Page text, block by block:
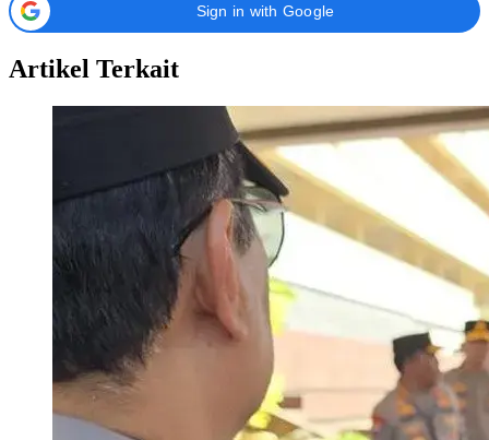
Sign in with Google
Artikel Terkait